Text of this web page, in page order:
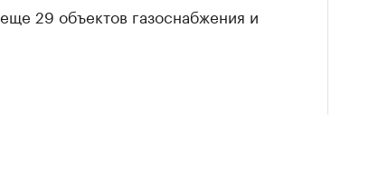
29 объектов газоснабжения и